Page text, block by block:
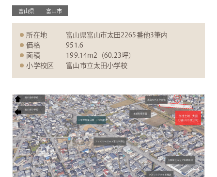
富山県 富山市
所在地
富山県富山市太田2265番他3筆内
価格
951.6
面積
199.14m2（60.23坪）
小学校区
富山市立太田小学校